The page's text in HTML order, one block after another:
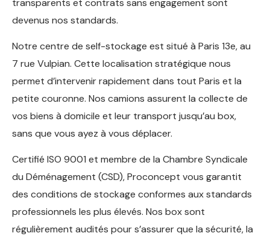
transparents et contrats sans engagement sont
devenus nos standards.
Notre centre de self-stockage est situé à Paris 13e, au
7 rue Vulpian. Cette localisation stratégique nous
permet d’intervenir rapidement dans tout Paris et la
petite couronne. Nos camions assurent la collecte de
vos biens à domicile et leur transport jusqu’au box,
sans que vous ayez à vous déplacer.
Certifié ISO 9001 et membre de la Chambre Syndicale
du Déménagement (CSD), Proconcept vous garantit
des conditions de stockage conformes aux standards
professionnels les plus élevés. Nos box sont
régulièrement audités pour s’assurer que la sécurité, la